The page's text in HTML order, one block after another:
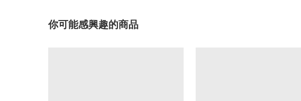
你可能感興趣的商品